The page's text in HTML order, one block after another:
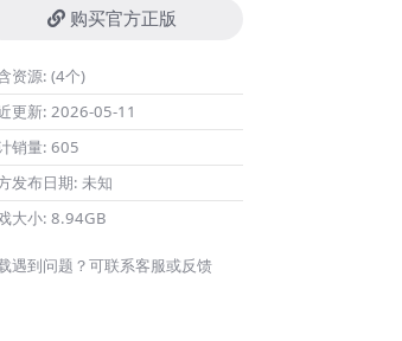
购买官方正版
资源: (4个)
更新: 2026-05-11
销量: 605
发布日期: 未知
大小: 8.94GB
遇到问题？可联系客服或反馈